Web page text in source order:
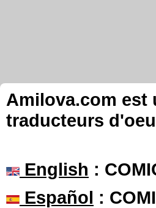
Amilova.com est
traducteurs
English :
Español :